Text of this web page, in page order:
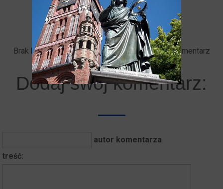
Brak komentarzy. Bądź pierwszy - dodaj swój komentarz
Dodaj swój komentarz:
autor komentarza
treść: